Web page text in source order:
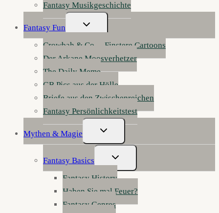
Fantasy Musikgeschichte
Fantasy Fun
Untermenü
Umschalten
Crowbah & Co. – Finstere Cartoons
Der Arkane Moosverhetzer
The Daily Meme
GB Pics aus der Hölle
Briefe aus den Zwischenreichen
Fantasy Persönlichkeitstest
Mythen & Magie
Untermenü
Umschalten
Fantasy Basics
Untermenü
Umschalten
Fantasy History
Haben Sie mal Feuer?
Fantasy Genres